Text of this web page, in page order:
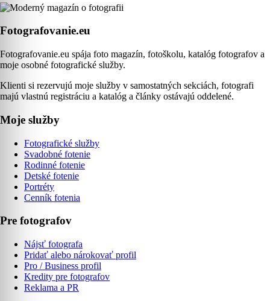
Fotografovanie.eu
Fotografovanie.eu spája foto magazín, fotoškolu, katalóg fotografov a
moje osobné fotografické služby.
Klienti si rezervujú moje služby v samostatných sekciách, fotografi
majú vlastnú registráciu a katalóg a články ostávajú oddelené.
Moje služby
Fotografické služby
Svadobné fotenie
Rodinné fotenie
Detské fotenie
Portréty
Cenník fotenia
Pre fotografov
Nájsť fotografa
Pridať alebo nárokovať profil
Pro / Business profil
Kredity pre fotografov
Reklama a PR